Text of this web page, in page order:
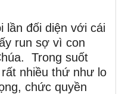
đối diện với cái
run sợ vì con
Trong suốt
nhiều thứ như lo
chức quyền